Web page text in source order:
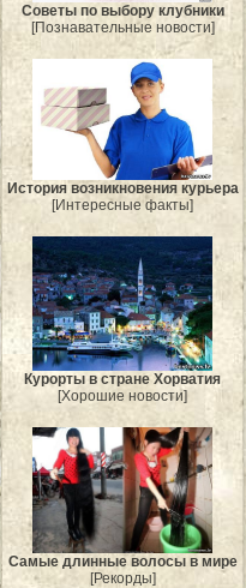
Советы по выбору клубники
[Познавательные новости]
История возникновения курьера
[Интересные факты]
Курорты в стране Хорватия
[Хорошие новости]
Самые длинные волосы в мире
[Рекорды]